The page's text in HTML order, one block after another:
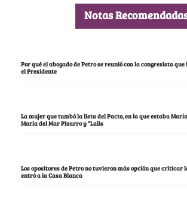
Notas
Por qué el abogado de Petro se reunió con la congresista
el Presidente
La mujer que tumbó la lista del Pacto, en la que estaba
María del Mar Pizarro y “Lalis
Los opositores de Petro no tuvieron más opción que criticar
entró a la Casa Blanca